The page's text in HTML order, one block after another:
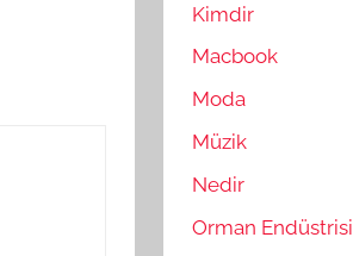
Kimdir
Macbook
Moda
Müzik
Nedir
Orman Endüstrisi